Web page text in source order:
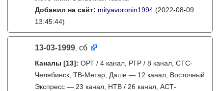
Добавил на сайт: mityavoronin1994 (2022-08-09
13:45:44)
13-03-1999, сб
Каналы [13]: ОРТ / 4 канал, РТР / 8 канал, СТС-
Челябинск, ТВ-Метар, Даше — 12 канал, Восточный
Экспресс — 23 канал, НТВ / 26 канал, АСТ-